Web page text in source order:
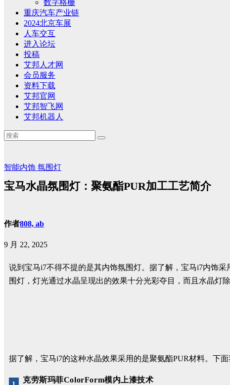
数字格栅
重庆汽车产业链
2024北京车展
人车交互
进入论坛
投稿
艾邦人才网
会员服务
资料下载
艾邦官网
艾邦智飞网
艾邦机器人
智能内饰 氛围灯
宝马水晶氛围灯：聚氨酯PUR加工工艺简介
作者808, ab
9 月 22, 2025
说到宝马i7不得不提的是其内饰氛围灯。据了解，宝马i7内饰
围灯，灯光通过水晶呈现出的效果十分光彩夺目，而且水晶灯
据了解，宝马i7的这种水晶效果采用的是聚氨酯PUR材料。下
克劳斯玛菲ColorForm模内上漆技术